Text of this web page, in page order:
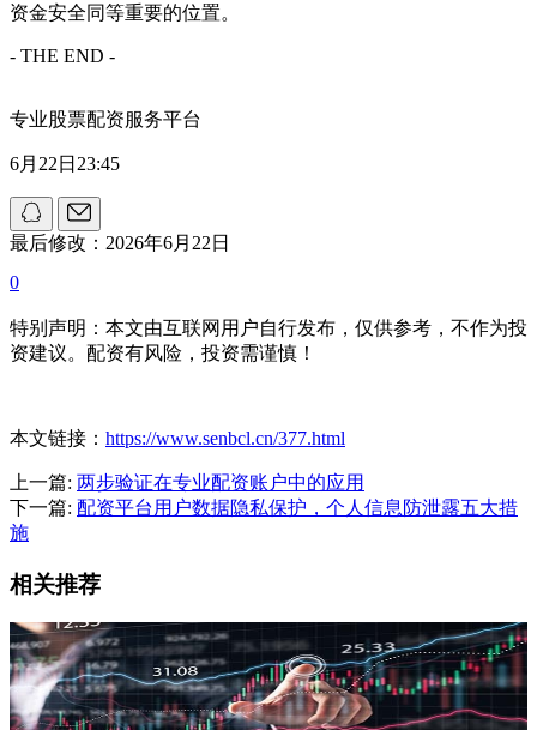
资金安全同等重要的位置。
- THE END -
专业股票配资服务平台
6月22日23:45
最后修改：2026年6月22日
0
特别声明：本文由互联网用户自行发布，仅供参考，不作为投
资建议。配资有风险，投资需谨慎！
本文链接： https://www.senbcl.cn/377.html
上一篇: 两步验证在专业配资账户中的应用
下一篇: 配资平台用户数据隐私保护，个人信息防泄露五大措
施
相关推荐